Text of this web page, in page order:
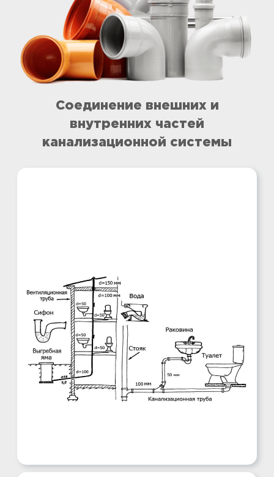
Cоединение внешних и
внутренних частей
канализационной системы